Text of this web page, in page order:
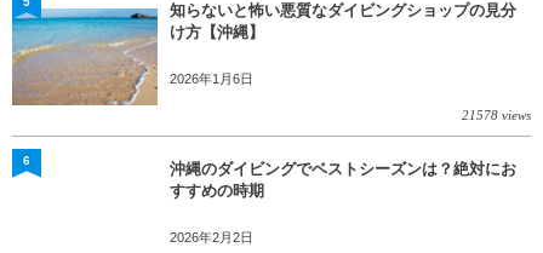
知らないと怖い悪質なダイビングショップの見分
け方【沖縄】
2026年1月6日
21578 views
沖縄のダイビングでベストシーズンは？絶対にお
すすめの時期
2026年2月2日
6